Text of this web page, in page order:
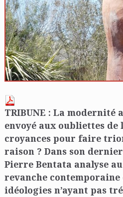
TRIBUNE : La modernité
envoyé aux oubliettes de
croyances pour faire
raison ? Dans son
Pierre Bentata analyse
revanche contemporaine
idéologies n’ayant pas